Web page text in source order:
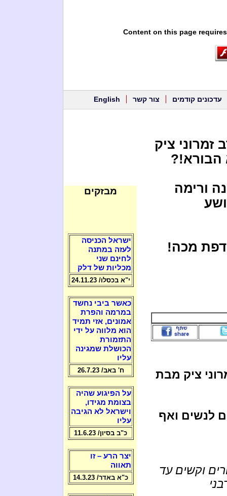
Content on this page
עדכונים קודמים צור קשר English
זמרוני ציק
הבורא!?
ורימה
מכה!
ציק מבת
לנשים ואף
וקשים עד
מבזקים
ישראל הכניסה
לעזה במתנה
לחינם שני
מכליות של דלק
י"א בכסלו/ 24.11.23
כאשר ביבי נחשד
במרמה והפרת
אמונים, אזי תמיד
הוא מלווה על ידי
התזמורת
הכושלת שמגינה
עליו
ח' באב/ 26.7.23
על הפיגוע שהיה
בצומת מגידו,
וישראל לא הגיבה
עליו
כ"ב בסיון/ 11.6.23
יצר הרע – זו
תאווה
כ"א באדר/ 14.3.23